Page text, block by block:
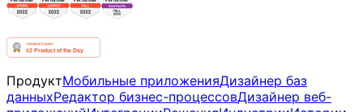
ПродуктМобильные приложенияДизайнер баз
данныхРедактор бизнес-процессовДизайнер веб-